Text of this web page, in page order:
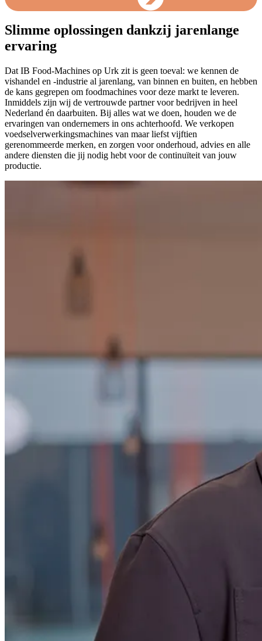
Slimme oplossingen dankzij jarenlange
ervaring
Dat IB Food-Machines op Urk zit is geen toeval: we kennen de
vishandel en -industrie al jarenlang, van binnen en buiten, en hebben
de kans gegrepen om foodmachines voor deze markt te leveren.
Inmiddels zijn wij de vertrouwde partner voor bedrijven in heel
Nederland én daarbuiten. Bij alles wat we doen, houden we de
ervaringen van ondernemers in ons achterhoofd. We verkopen
voedselverwerkingsmachines van maar liefst vijftien
gerenommeerde merken, en zorgen voor onderhoud, advies en alle
andere diensten die jij nodig hebt voor de continuïteit van jouw
productie.